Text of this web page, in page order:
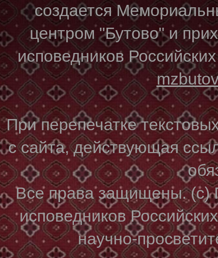
создается
центром "Бутово" и
исповедников
При перепечатке
с сайта, действующая
Все права защищены. (с)
исповедников
научно-